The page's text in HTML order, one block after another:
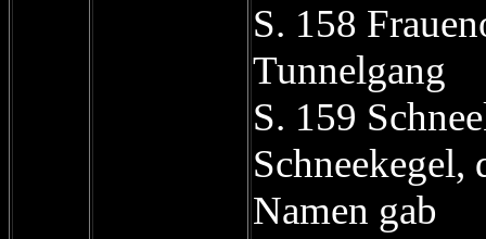
S. 158
Tunnelgang
S. 159
Schneekegel,
Namen gab